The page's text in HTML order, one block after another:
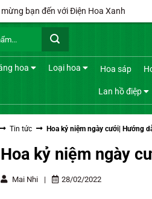
bạn đến với Điện Hoa Xanh
hoa Loại hoa Hoa sáp
Lan hồ điệp
Tin tức Hoa kỷ niệm ngày cưới| Hướng
Hoa kỷ niệm ngày
Mai Nhi | 28/02/2022